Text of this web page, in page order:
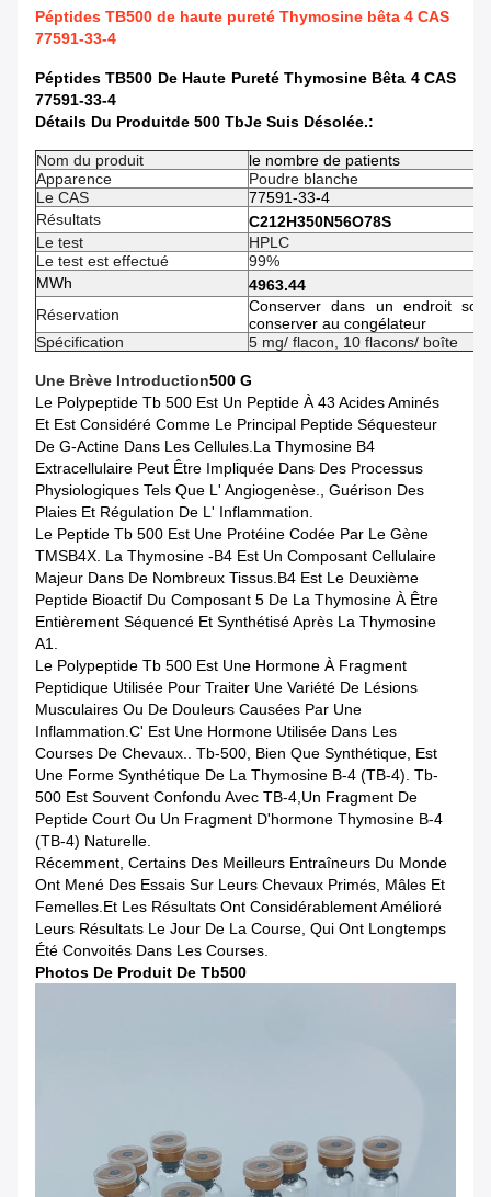
Péptides TB500 de haute pureté Thymosine bêta 4 CAS
77591-33-4
Péptides TB500 De Haute Pureté Thymosine Bêta 4 CAS
77591-33-4
Détails Du ProduitDe 500 TbJe Suis Désolée.:
Nom du produit
le nombre de patients
Apparence
Poudre blanche
Le CAS
77591-33-4
Résultats
C212H350N56O78S
Le test
HPLC
Le test est effectué
99%
MWh
4963.44
Réservation
Conserver dans un endroit
conserver au congélateur
Spécification
5 mg/ flacon, 10 flacons/ boîte
Une Brève Introduction500 G
Le Polypeptide Tb 500 Est Un Peptide À 43 Acides Aminés
Et Est Considéré Comme Le Principal Peptide Séquesteur
De G-Actine Dans Les Cellules.La Thymosine Β4
Extracellulaire Peut Être Impliquée Dans Des Processus
Physiologiques Tels Que L' Angiogenèse., Guérison Des
Plaies Et Régulation De L' Inflammation.
Le Peptide Tb 500 Est Une Protéine Codée Par Le Gène
TMSB4X. La Thymosine -β4 Est Un Composant Cellulaire
Majeur Dans De Nombreux Tissus.β4 Est Le Deuxième
Peptide Bioactif Du Composant 5 De La Thymosine À Être
Entièrement Séquencé Et Synthétisé Après La Thymosine
Α1.
Le Polypeptide Tb 500 Est Une Hormone À Fragment
Peptidique Utilisée Pour Traiter Une Variété De Lésions
Musculaires Ou De Douleurs Causées Par Une
Inflammation.C' Est Une Hormone Utilisée Dans Les
Courses De Chevaux.. Tb-500, Bien Que Synthétique, Est
Une Forme Synthétique De La Thymosine Β-4 (TB-4). Tb-
500 Est Souvent Confondu Avec TB-4,un Fragment De
Peptide Court Ou Un Fragment D'hormone Thymosine Β-4
(TB-4) Naturelle.
Récemment, Certains Des Meilleurs Entraîneurs Du Monde
Ont Mené Des Essais Sur Leurs Chevaux Primés, Mâles Et
Femelles.et Les Résultats Ont Considérablement Amélioré
Leurs Résultats Le Jour De La Course, Qui Ont Longtemps
Été Convoités Dans Les Courses.
Photos De Produit De Tb500